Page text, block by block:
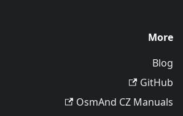
More
Blog
GitHub
OsmAnd CZ Manuals